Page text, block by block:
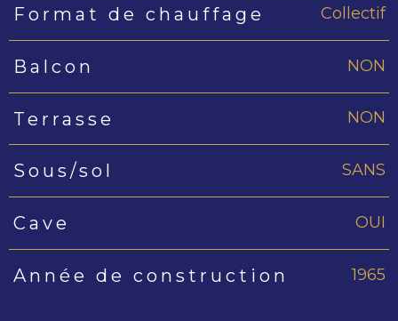
Format de chauffage Collectif
Balcon NON
Terrasse NON
Sous/sol SANS
Cave OUI
Année de construction 1965